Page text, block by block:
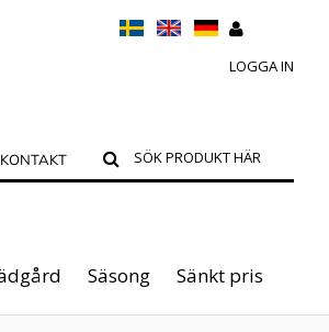
LOGGA IN
KONTAKT
Säsong Sänkt pris